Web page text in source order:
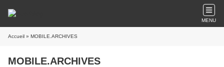
MENU
Accueil » MOBILE.ARCHIVES
MOBILE.ARCHIVES